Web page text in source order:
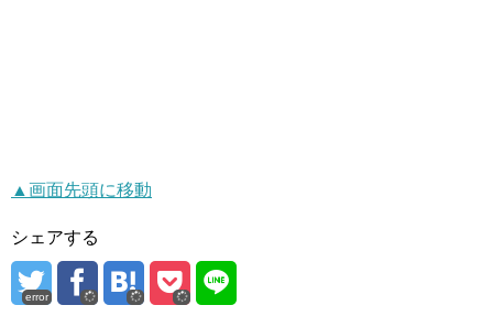
▲画面先頭に移動
シェアする
error